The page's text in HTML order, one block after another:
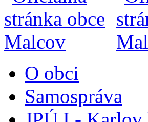
O obci
Samospráva